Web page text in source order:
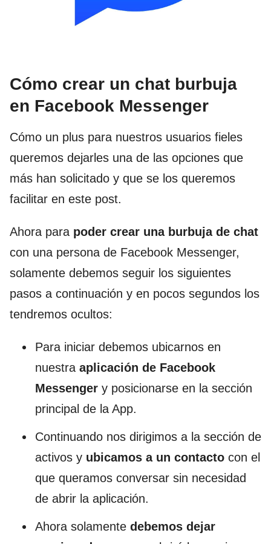
Cómo crear un chat burbuja
en Facebook Messenger
Cómo un plus para nuestros usuarios fieles
queremos dejarles una de las opciones que
más han solicitado y que se los queremos
facilitar en este post.
Ahora para poder crear una burbuja de chat
con una persona de Facebook Messenger,
solamente debemos seguir los siguientes
pasos a continuación y en pocos segundos los
tendremos ocultos:
Para iniciar debemos ubicarnos en
nuestra aplicación de Facebook
Messenger y posicionarse en la sección
principal de la App.
Continuando nos dirigimos a la sección de
activos y ubicamos a un contacto con el
que queramos conversar sin necesidad
de abrir la aplicación.
Ahora solamente debemos dejar